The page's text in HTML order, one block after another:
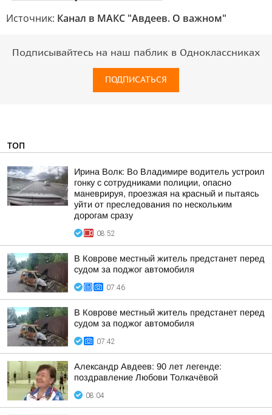
Источник: Канал в МАКС "Авдеев. О важном"
Подписывайтесь на наш паблик в Одноклассниках
ПОДПИСАТЬСЯ
ТОП
Ирина Волк: Во Владимире водитель устроил
гонку с сотрудниками полиции, опасно
маневрируя, проезжая на красный и пытаясь
уйти от преследования по нескольким
дорогам сразу
08:52
В Коврове местный житель предстанет перед
судом за поджог автомобиля
07:46
В Коврове местный житель предстанет перед
судом за поджог автомобиля
07:42
Александр Авдеев: 90 лет легенде:
поздравление Любови Толкачёвой
08:04